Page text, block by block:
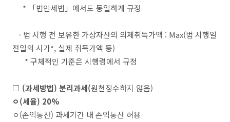
*
「법인세법 」 에서도 동일하게 규정
- 법 시행 전 보유한 가상자산의 의제취득가액 : Max(법 시행일
전일의 시가*, 실제 취득가액 등)
* 구체적인 기준은 시행령에서 규정
□ (과세방법) 분리과세(원천징수하지 않음)
ㅇ(세율) 20%
ㅇ(손익통산) 과세기간 내 손익통산 허용